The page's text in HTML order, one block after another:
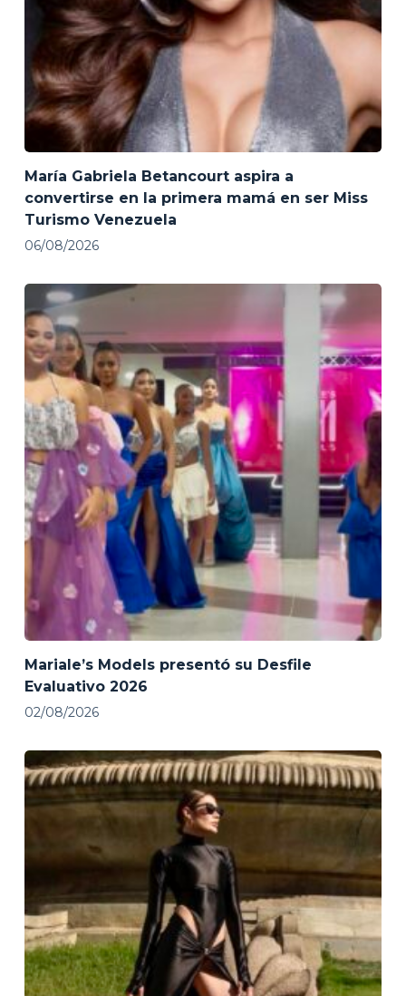
María Gabriela Betancourt aspira a
convertirse en la primera mamá en ser Miss
Turismo Venezuela
06/08/2026
Mariale’s Models presentó su Desfile
Evaluativo 2026
02/08/2026